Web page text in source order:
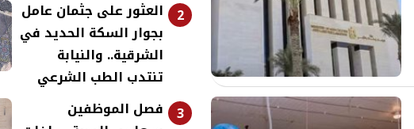
2
العثور على جثمان عامل
بجوار السكة الحديد في
الشرقية.. والنيابة
تنتدب الطب الشرعي
3 فصل الموظفين